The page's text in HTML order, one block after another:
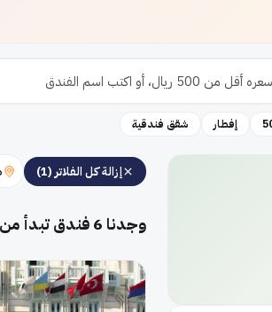
إفطار شقق فندقية
إزالة كل الفلاتر (1)
وجدنا 6فندق تبدأ من 78 ر.س